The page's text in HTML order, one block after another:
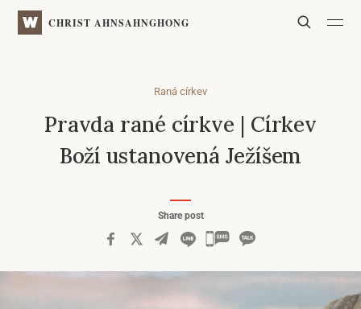
WATVCHRIST AHNSAHNGHONG Search
Raná církev
Pravda rané církve | Církev
Boží ustanovená Ježíšem
Share post
카
톡